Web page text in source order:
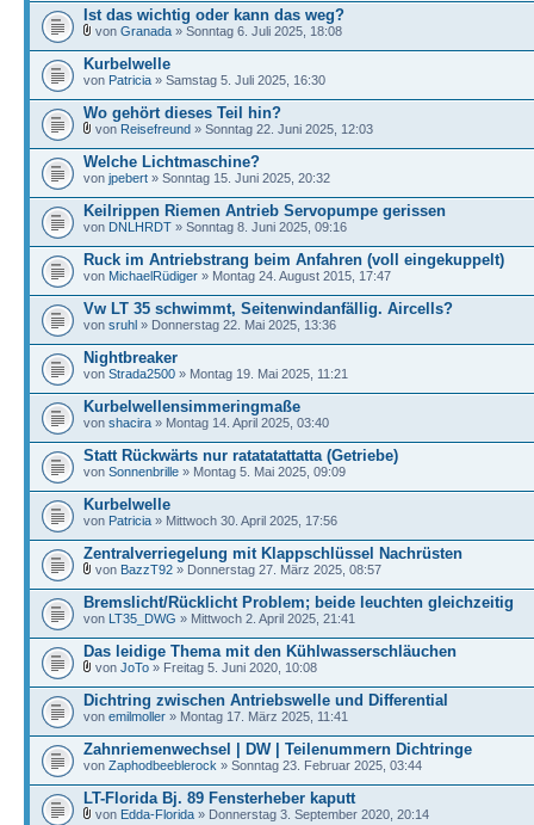
Ist das wichtig oder kann das weg?
von Granada » Sonntag 6. Juli 2025, 18:08
Kurbelwelle
von Patricia » Samstag 5. Juli 2025, 16:30
Wo gehört dieses Teil hin?
von Reisefreund » Sonntag 22. Juni 2025, 12:03
Welche Lichtmaschine?
von jpebert » Sonntag 15. Juni 2025, 20:32
Keilrippen Riemen Antrieb Servopumpe gerissen
von DNLHRDT » Sonntag 8. Juni 2025, 09:16
Ruck im Antriebstrang beim Anfahren (voll eingekuppelt)
von MichaelRüdiger » Montag 24. August 2015, 17:47
Vw LT 35 schwimmt, Seitenwindanfällig. Aircells?
von sruhl » Donnerstag 22. Mai 2025, 13:36
Nightbreaker
von Strada2500 » Montag 19. Mai 2025, 11:21
Kurbelwellensimmeringmaße
von shacira » Montag 14. April 2025, 03:40
Statt Rückwärts nur ratatatattatta (Getriebe)
von Sonnenbrille » Montag 5. Mai 2025, 09:09
Kurbelwelle
von Patricia » Mittwoch 30. April 2025, 17:56
Zentralverriegelung mit Klappschlüssel Nachrüsten
von BazzT92 » Donnerstag 27. März 2025, 08:57
Bremslicht/Rücklicht Problem; beide leuchten gleichzeitig
von LT35_DWG » Mittwoch 2. April 2025, 21:41
Das leidige Thema mit den Kühlwasserschläuchen
von JoTo » Freitag 5. Juni 2020, 10:08
Dichtring zwischen Antriebswelle und Differential
von emilmoller » Montag 17. März 2025, 11:41
Zahnriemenwechsel | DW | Teilenummern Dichtringe
von Zaphodbeeblerock » Sonntag 23. Februar 2025, 03:44
LT-Florida Bj. 89 Fensterheber kaputt
von Edda-Florida » Donnerstag 3. September 2020, 20:14